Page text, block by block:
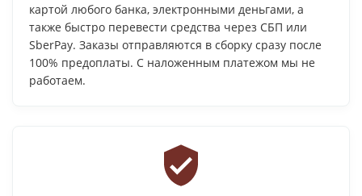
картой любого банка, электронными деньгами, а
также быстро перевести средства через СБП или
SberPay. Заказы отправляются в сборку сразу после
100% предоплаты. С наложенным платежом мы не
работаем.